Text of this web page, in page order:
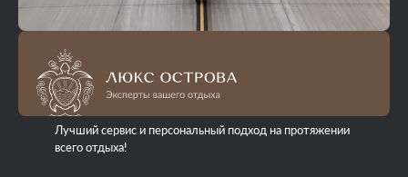
Лучший сервис и персональный подход на протяжении
всего отдыха!